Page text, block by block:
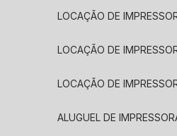
LOCAÇÃO DE
LOCAÇÃO DE
LOCAÇÃO DE
ALUGUEL DE